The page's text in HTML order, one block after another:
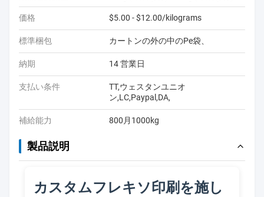
価格 $5.00 - $12.00/kilograms
標準梱包 カートンの外の中のPe袋、
納期 14 営業日
支払い条件
TT,ウェスタンユニオ
ン,LC,Paypal,DA,
補給能力 800月1000kg
製品説明
カスタムフレキソ印刷を施し